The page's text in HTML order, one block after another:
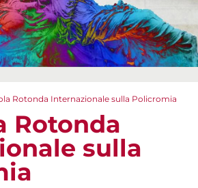
Rotonda Internazionale sulla Policromia
Rotonda
sulla